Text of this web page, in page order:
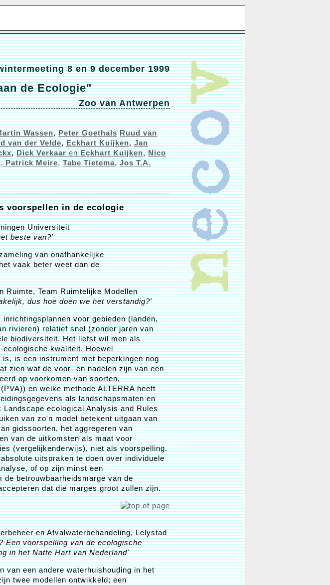
8 en 9 december 1999
de Ecologie"
Zoo van Antwerpen
Wassen,Peter Goethals Ruud van
van der Velde,Eckhart Kuijken,Jan
,Dick VerkaarenEckhart Kuijken,Nico
,Patrick Meire,Tabe Tietema,Jos T.A.
voorspellen in de ecologie
Universiteit
beste van?'
van onafhankelijke
vaak beter weet dan de
Ruimte, Team Ruimtelijke Modellen
dus hoe doen we het verstandig?'
voor gebieden (landen,
rivieren) relatief snel (zonder jaren van
biodiversiteit. Het liefst wil men als
kwaliteit. Hoewel
is een instrument met beperkingen nog
zien wat de voor- en nadelen zijn van een
op voorkomen van soorten,
en welke methode ALTERRA heeft
als landschapsmaten en
ecological Analysis and Rules
van zo'n model betekent uitgaan van
gidssoorten, het aggregeren van
van de uitkomsten als maat voor
(vergelijkenderwijs), niet als voorspelling.
uitspraken te doen over individuele
of op zijn minst een
de betrouwbaarheidsmarge van de
dat die marges groot zullen zijn.
en Afvalwaterbehandeling, Lelystad
Een voorspelling van de ecologische
in het Natte Hart van Nederland'
van een andere waterhuishouding in het
twee modellen ontwikkeld; een